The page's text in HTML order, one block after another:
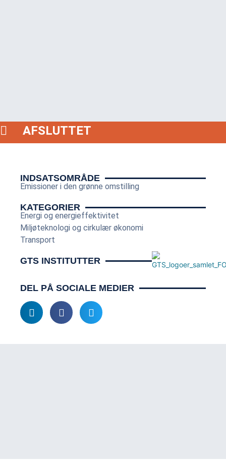
AFSLUTTET
INDSATSOMRÅDE
Emissioner i den grønne omstilling
KATEGORIER
Energi og energieffektivitet
Miljøteknologi og cirkulær økonomi
Transport
GTS INSTITUTTER
DEL PÅ SOCIALE MEDIER